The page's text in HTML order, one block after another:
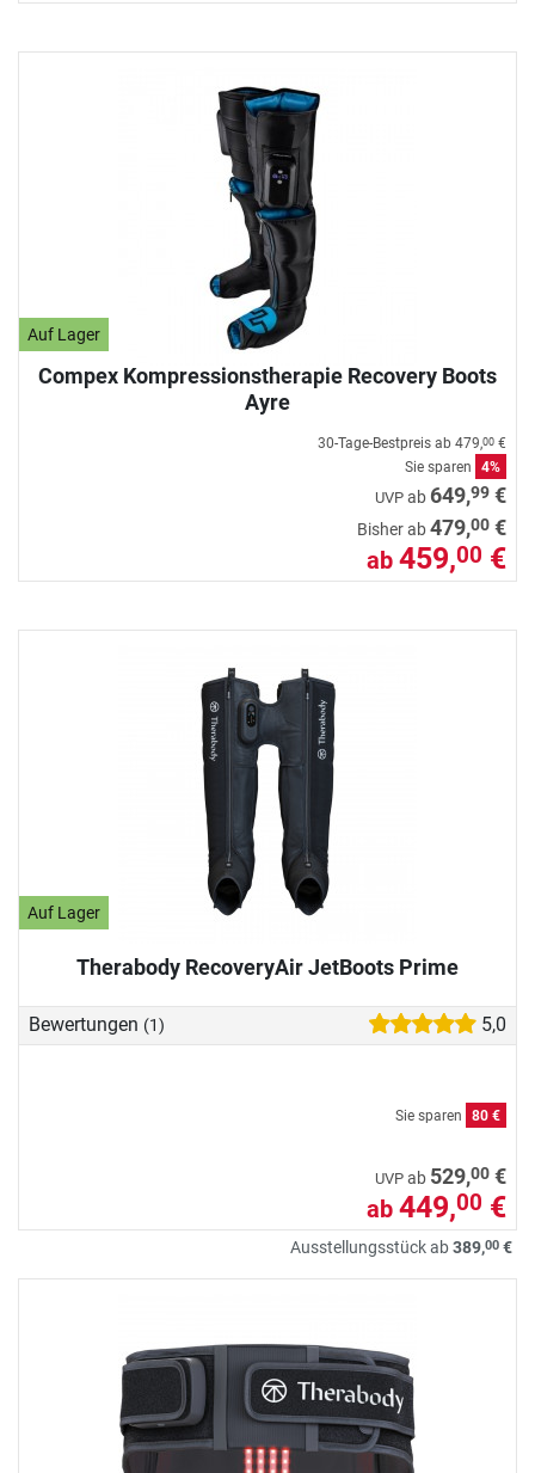
Auf Lager
Compex Kompressionstherapie Recovery Boots
Ayre
30-Tage-Bestpreis ab 479,00 €
Sie sparen
4%
UVP ab 649,99 €
Bisher ab479,00 €
ab 459,00 €
Auf Lager
Therabody RecoveryAir JetBoots Prime
Bewertungen (1) 5,0
Sie sparen 80 €
UVP ab 529,00 €
ab 449,00 €
Ausstellungsstück ab389,00 €